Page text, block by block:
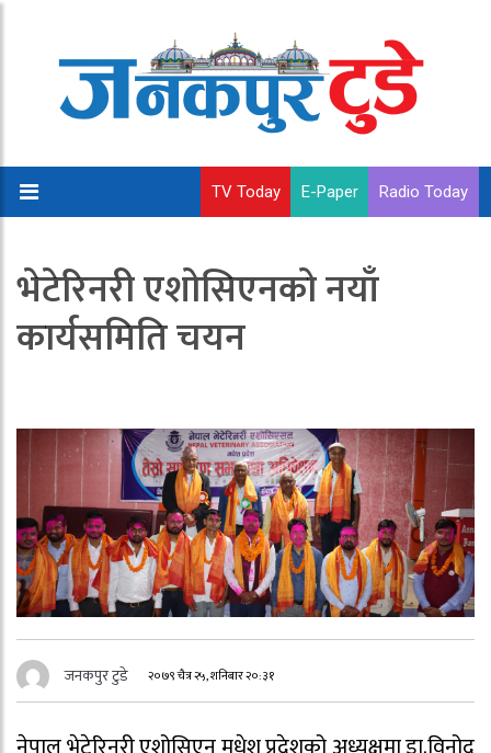
TV Today E-Paper Radio Today
भेटेरिनरी एशोसिएनको नयाँ
कार्यसमिति चयन
जनकपुर टुडे २०७९ चैत्र २५, शनिबार २०:३१